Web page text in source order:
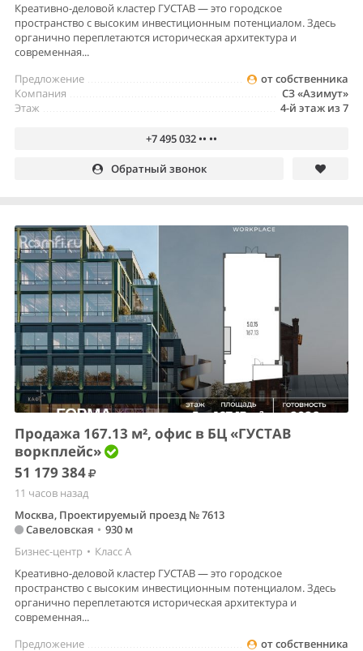
Креативно-деловой кластер ГУСТАВ — это городское
пространство с высоким инвестиционным потенциалом. Здесь
органично переплетаются историческая архитектура и
современная...
от собственника
Предложение
СЗ «Азимут»
Компания
4-й этаж из 7
Этаж
+7 495 032 •• ••
Обратный звонок
Продажа 167.13 м², офис в БЦ «ГУСТАВ
воркплейс»
51 179 384
11 часов назад
Москва, Проектируемый проезд № 7613
Савеловская • 930 м
Бизнес-центр • Класс A
Креативно-деловой кластер ГУСТАВ — это городское
пространство с высоким инвестиционным потенциалом. Здесь
органично переплетаются историческая архитектура и
современная...
от собственника
Предложение